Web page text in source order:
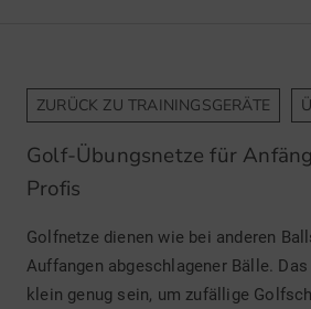
ZURÜCK ZU TRAININGSGERÄTE
Golf-Übungsnetze für
Profis
Golfnetze dienen wie bei anderen
Auffangen abgeschlagener Bälle.
klein genug sein, um zufällige